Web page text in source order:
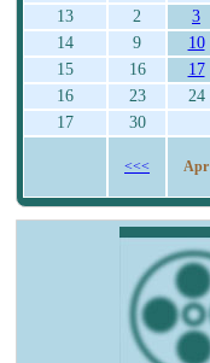
13
2 3
14
9 10
15
16 17
16
23 24
17
30
<<< Apr